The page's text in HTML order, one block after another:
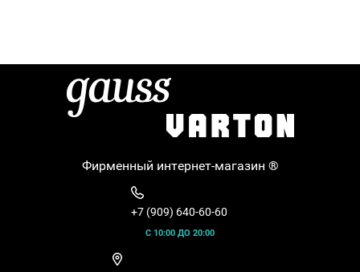
Фирменный интернет-магазин ®
+7 (909) 640-60-60
С 10:00 ДО 20:00